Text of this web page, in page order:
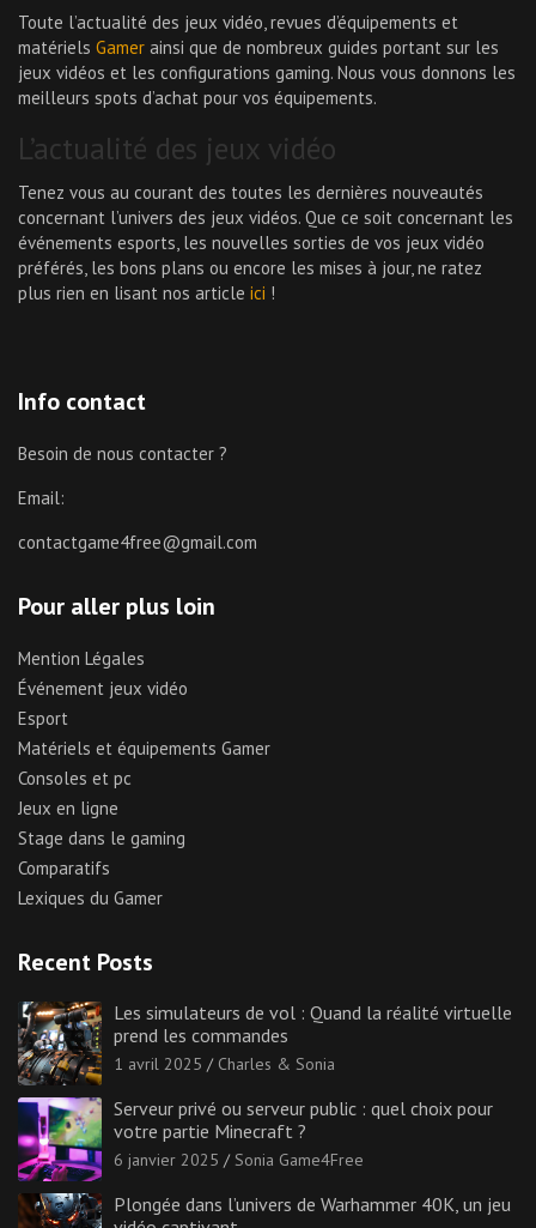
Toute l’actualité des jeux vidéo, revues d’équipements et
matériels Gamer ainsi que de nombreux guides portant sur les
jeux vidéos et les configurations gaming. Nous vous donnons les
meilleurs spots d’achat pour vos équipements.
L’actualité des jeux vidéo
Tenez vous au courant des toutes les dernières nouveautés
concernant l’univers des jeux vidéos. Que ce soit concernant les
événements esports, les nouvelles sorties de vos jeux vidéo
préférés, les bons plans ou encore les mises à jour, ne ratez
plus rien en lisant nos article ici !
Info contact
Besoin de nous contacter ?
Email:
contactgame4free@gmail.com
Pour aller plus loin
Mention Légales
Événement jeux vidéo
Esport
Matériels et équipements Gamer
Consoles et pc
Jeux en ligne
Stage dans le gaming
Comparatifs
Lexiques du Gamer
Recent Posts
Les simulateurs de vol : Quand la réalité virtuelle
prend les commandes
1 avril 2025 Charles & Sonia
Serveur privé ou serveur public : quel choix pour
votre partie Minecraft ?
6 janvier 2025 Sonia Game4Free
Plongée dans l’univers de Warhammer 40K, un jeu